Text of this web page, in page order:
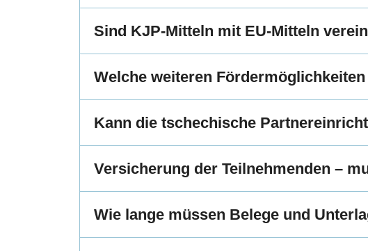
Sind KJP-Mitteln mit EU-Mitteln
Welche weiteren
Kann die tschechische
Versicherung der Teilnehmenden –
Wie lange müssen Belege und